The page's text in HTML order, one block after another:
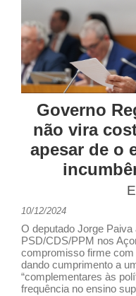
Governo
não vira
apesar de o
10/12/2024
O deputado Jorge
PSD/CDS/PPM nos
compromisso firme com
dando cumprimento a
“complementares às
frequência no ensino